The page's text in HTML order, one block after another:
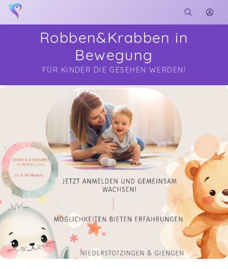
Robben&Krabben in
Bewegung
FÜR KINDER DIE GESEHEN WERDEN!
Soon you will learn more about me here...